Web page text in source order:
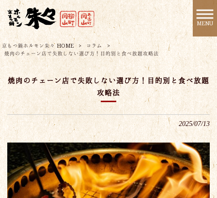
MENU
京もつ鍋ホルモン朱々 HOME > コラム
>
焼肉のチェーン店で失敗しない選び方！目的別と食べ放題攻略法
焼肉のチェーン店で失敗しない選び方！目的別と食べ放題
攻略法
2025/07/13